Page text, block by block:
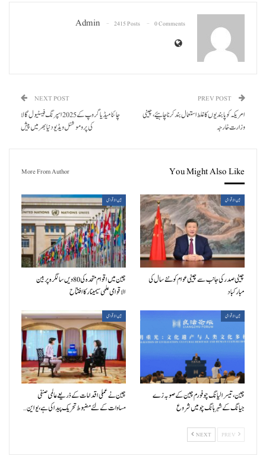
Admin 2415 Posts 0 Comments
امریکہ کو پابندیوں کا غلط استعمال بند کرنا چاہیئے، چینی
وزارت خارجہ
NEXT POST
چائنا میڈیا گروپ کے 2025 اسپرنگ فیسٹیول گالا
کی پروموشنل ویڈیو دنیا بھر میں پیش
You Might Also Like
More From Author
بین الاقوامی
چینی صدر کی جانب سے چینی عوام کو نئے سال کی
مبارکباد
بین الاقوامی
چین میں اقوام متحدہ کی 80ویں سالگرہ پر بین
الاقوامی علمی سیمینار کا افتتاح
بین الاقوامی
چین، تیسرا لیانگ چو فورم چین کے صوبہ زے
جیانگ کے شہر ہانگ چو میں شروع
بین الاقوامی
چین نے عملی اقدامات کے ذریعے عالمی صنفی
مساوات کے لئے مضبوط تحریک پیدا کی ہے، یو این…
NEXT